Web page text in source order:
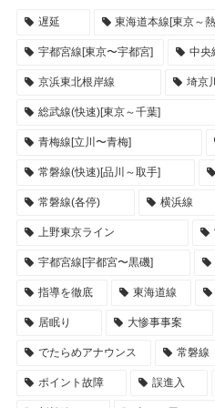
遅延 東海道本線[東京～
宇都宮線[東京〜宇都宮] 中央
京浜東北根岸線 埼京
総武線(快速)[東京～千葉]
青梅線[立川〜青梅]
常磐線(快速)[品川～取手]
常磐線(各停) 横浜線
上野東京ライン
宇都宮線[宇都宮〜黒磯]
指導を徹底 東海道線
居眠り 大惨事事案
でたらめアナウンス 常磐線
ポイント故障 誤進入